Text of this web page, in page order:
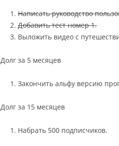
Написать руководство
Добавить тест номер 1.
Выложить видео с
Долг за 5 месяцев
Закончить альфу версию
Долг за 15 месяцев
Набрать 500 подписчиков.